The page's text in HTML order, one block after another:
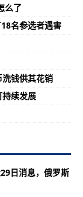
么了
名参选者遇害
钱供其花销
续发展
日消息，俄罗斯